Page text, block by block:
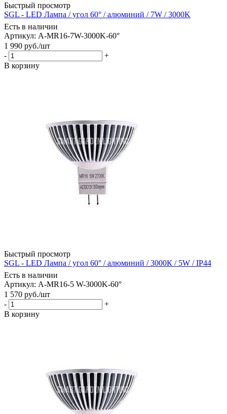
Быстрый просмотр
SGL - LED Лампа / угол 60° / алюминий / 7W / 3000K
Есть в наличии
Артикул: A-MR16-7W-3000K-60°
1 990 руб./шт
-
+
В корзину
Быстрый просмотр
SGL - LED Лампа / угол 60° / алюминий / 3000К / 5W / IP44
Есть в наличии
Артикул: A-MR16-5 W-3000K-60°
1 570 руб./шт
-
+
В корзину